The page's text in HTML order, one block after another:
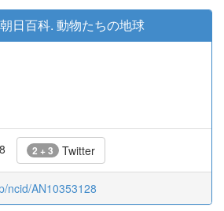
日百科. 動物たちの地球
2 + 3 Twitter
ncid/AN10353128